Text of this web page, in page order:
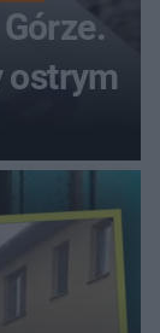
ostrym